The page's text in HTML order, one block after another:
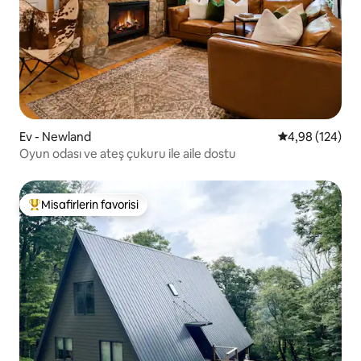
Ev - Newland 5 üzerinden
4,98 (124)
Oyun odası ve ateş çukuru ile aile dostu
Misafirlerin favorilerinden en beğenilenler arasında
Misafirlerin favorisi